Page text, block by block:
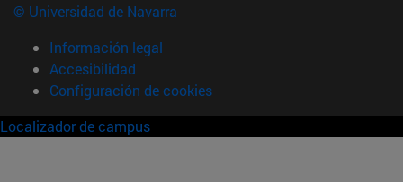
© Universidad de Navarra
Información legal
Accesibilidad
Configuración de cookies
Localizador de campus